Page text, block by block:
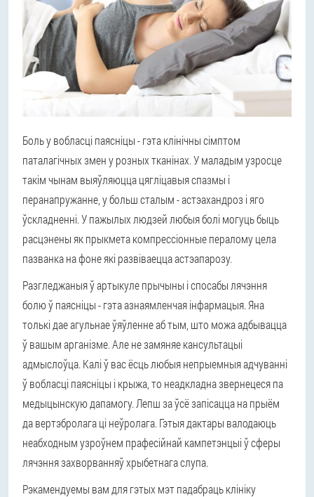
Боль у вобласці паясніцы - гэта клінічны сімптом
паталагічных змен у розных тканінах. У маладым узросце
такім чынам выяўляюцца цягліцавыя спазмы і
перанапружанне, у больш сталым - астэахандроз і яго
ўскладненні. У пажылых людзей любыя болі могуць быць
расцэнены як прыкмета компрессіонные пералому цела
пазванка на фоне які развіваецца астэапарозу.
Разгледжаныя ў артыкуле прычыны і спосабы лячэння
болю ў паясніцы - гэта азнаямленчая інфармацыя. Яна
толькі дае агульнае ўяўленне аб тым, што можа адбывацца
ў вашым арганізме. Але не замяняе кансультацыі
адмыслоўца. Калі ў вас ёсць любыя непрыемныя адчуванні
ў вобласці паясніцы і крыжа, то неадкладна звернецеся па
медыцынскую дапамогу. Лепш за ўсё запісацца на прыём
да вертэбролага ці неўролага. Гэтыя дактары валодаюць
неабходным узроўнем прафесійнай кампетэнцыі ў сферы
лячэння захворванняў хрыбетнага слупа.
Рэкамендуемы вам для гэтых мэт падабраць клініку